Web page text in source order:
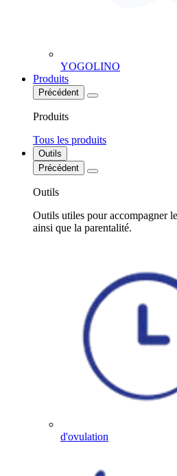
YOGOLINO
Produits
Précédent
Produits
Tous les produits
Outils
Précédent
Outils
Outils utiles pour accompagner
ainsi que la parentalité.
d'ovulation